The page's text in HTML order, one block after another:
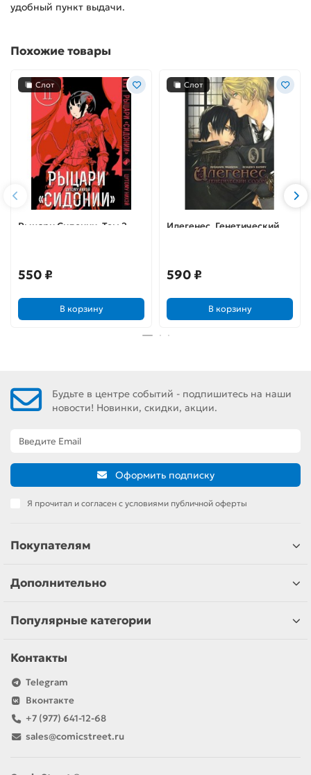
удобный пункт выдачи.
Похожие товары
Слот
Рыцари Сидонии. Том 2
550 ₽
В корзину
Слот
Илегенес. Генетический
590 ₽
В корзину
Будьте в центре событий - подпишитесь на наши
новости! Новинки, скидки, акции.
Оформить подписку
Я прочитал и согласен с условиями публичной оферты
Покупателям
Дополнительно
Популярные категории
Контакты
Telegram
Вконтакте
+7 (977) 641-12-68
sales@comicstreet.ru